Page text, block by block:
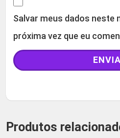
Salvar meus dados neste
próxima vez que eu
Produtos